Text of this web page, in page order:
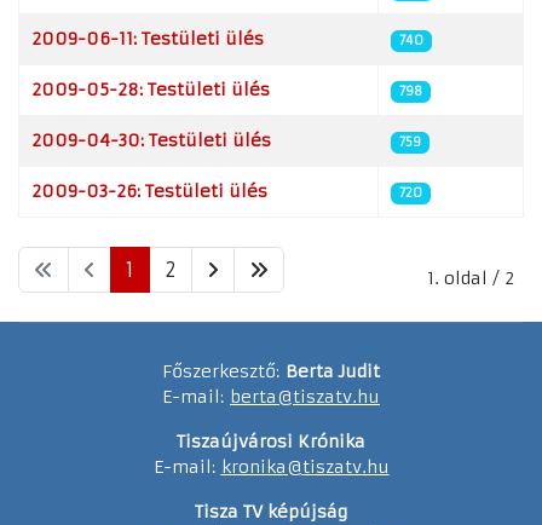
2009-06-11: Testületi ülés 740
2009-05-28: Testületi ülés 798
2009-04-30: Testületi ülés 759
2009-03-26: Testületi ülés 720
1. oldal / 2
1 2
Főszerkesztő: Berta Judit
E-mail: berta@tiszatv.hu
Tiszaújvárosi Krónika
E-mail: kronika@tiszatv.hu
Tisza TV képújság